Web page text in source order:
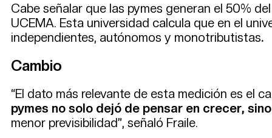
Cabe señalar que las pymes generan el 50%
UCEMA. Esta universidad calcula que en el
independientes, autónomos y monotributistas.
Cambio
“El dato más relevante de esta medición es el
pymes no solo dejó de pensar en crecer,
menor previsibilidad”, señaló Fraile.